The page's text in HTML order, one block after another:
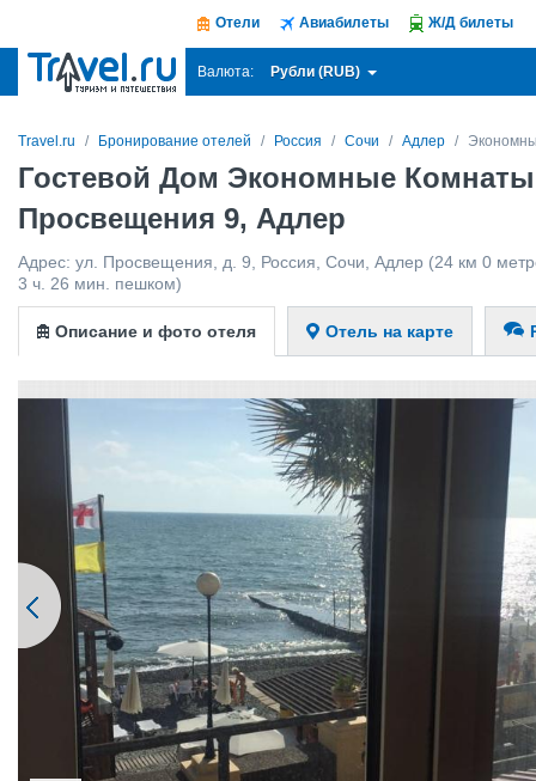
Отели Авиабилеты Ж/Д билеты
Валюта: Рубли (RUB)
Travel.ru Бронирование отелей Россия Сочи Адлер
Гостевой Дом Экономные
Просвещения 9, Адлер
Адрес: ул. Просвещения, д. 9 Россия Сочи Адлер (24 км 0
3 ч. 26 мин. пешком)
Описание и фото отеля Отель на карте